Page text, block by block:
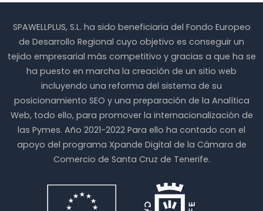
SPAWELLPLUS, S.L. ha sido beneficiaria del Fondo Europeo
de Desarrollo Regional cuyo objetivo es conseguir un
tejido empresarial más competitivo y gracias a que ha se
ha puesto en marcha la creación de un sitio web
incluyendo una reforma del sistema de su
posicionamiento SEO y una preparación de la Analítica
Web, todo ello, para promover la internacionalización de
las Pymes. Año 2021-2022 Para ello ha contado con el
apoyo del programa Xpande Digital de la Cámara de
Comercio de Santa Cruz de Tenerife.